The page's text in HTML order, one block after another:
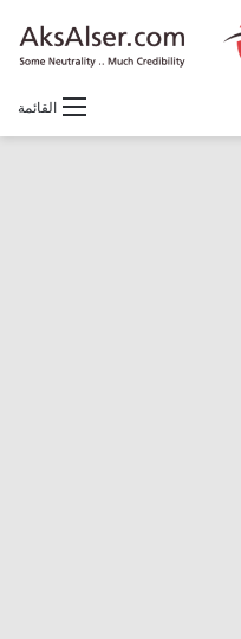
القائمة